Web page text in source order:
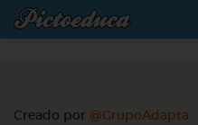
Creado por @GrupoAdapta